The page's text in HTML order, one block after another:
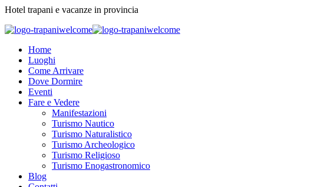
Hotel trapani e vacanze in provincia
Home
Luoghi
Come Arrivare
Dove Dormire
Eventi
Fare e Vedere
Manifestazioni
Turismo Nautico
Turismo Naturalistico
Turismo Archeologico
Turismo Religioso
Turismo Enogastronomico
Blog